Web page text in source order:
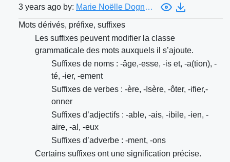
3 years ago by: Marie Noëlle Dognon
Mots dérivés, préfixe, suffixes
Les suffixes peuvent modifier la classe
grammaticale des mots auxquels il s’ajoute.
Suffixes de noms : -âge,-esse, -is et, -a(tion), -
té, -ier, -ement
Suffixes de verbes : -ère, -Isère, -ôter, -ifier,-
onner
Suffixes d’adjectifs : -able, -ais, -ibile, -ien, -
aire, -al, -eux
Suffixes d’adverbe : -ment, -ons
Certains suffixes ont une signification précise.